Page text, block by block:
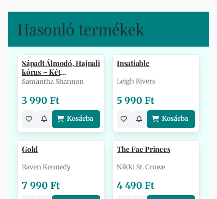
Hasonló termékek
Sápadt Álmodó, Hajnali
kórus – Két
Csontszüret-tö…
Samantha Shannon
3 990 Ft
Kosárba
Insatiable
Leigh Rivers
5 990 Ft
Kosárba
Gold
Raven Kennedy
7 990 Ft
The Fae Princes
Nikki St. Crowe
4 490 Ft